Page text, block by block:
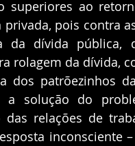
superiores ao
pois contra
da dívida pública,
dos patrõezinhos
a solução do
das relações de
inconsciente